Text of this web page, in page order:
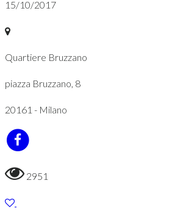
15/10/2017
Quartiere Bruzzano
piazza Bruzzano, 8
20161 - Milano
2951